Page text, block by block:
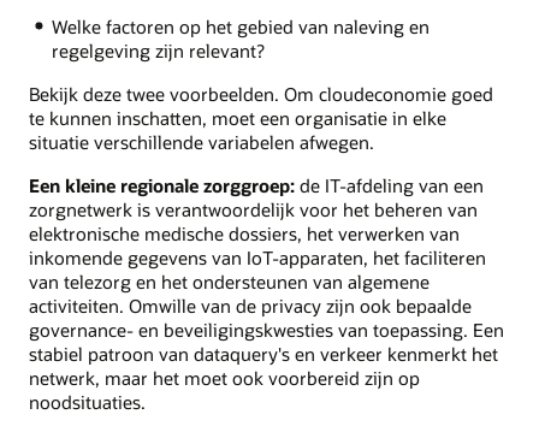
Welke factoren op het gebied van naleving en
regelgeving zijn relevant?
Bekijk deze twee voorbeelden. Om cloudeconomie goed
te kunnen inschatten, moet een organisatie in elke
situatie verschillende variabelen afwegen.
Een kleine regionale zorggroep: de IT-afdeling van een
zorgnetwerk is verantwoordelijk voor het beheren van
elektronische medische dossiers, het verwerken van
inkomende gegevens van IoT-apparaten, het faciliteren
van telezorg en het ondersteunen van algemene
activiteiten. Omwille van de privacy zijn ook bepaalde
governance- en beveiligingskwesties van toepassing. Een
stabiel patroon van dataquery's en verkeer kenmerkt het
netwerk, maar het moet ook voorbereid zijn op
noodsituaties.